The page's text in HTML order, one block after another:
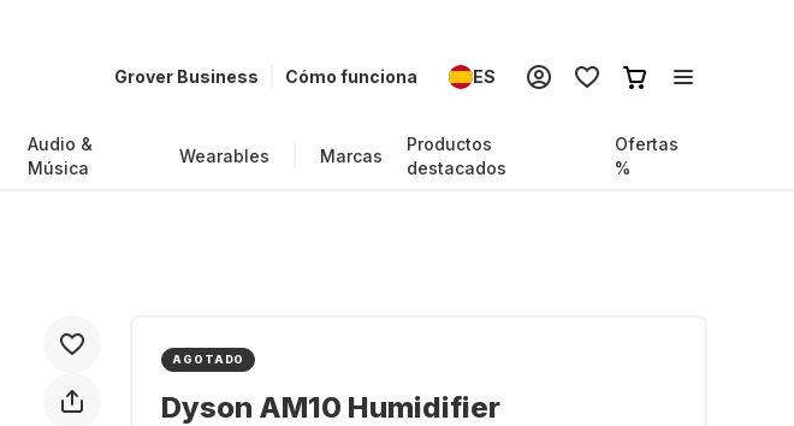
Grover Business Cómo funciona ES
Audio &
Música
Wearables Marcas
Productos
destacados
Ofertas
%
AGOTADO
Dyson AM10 Humidifier